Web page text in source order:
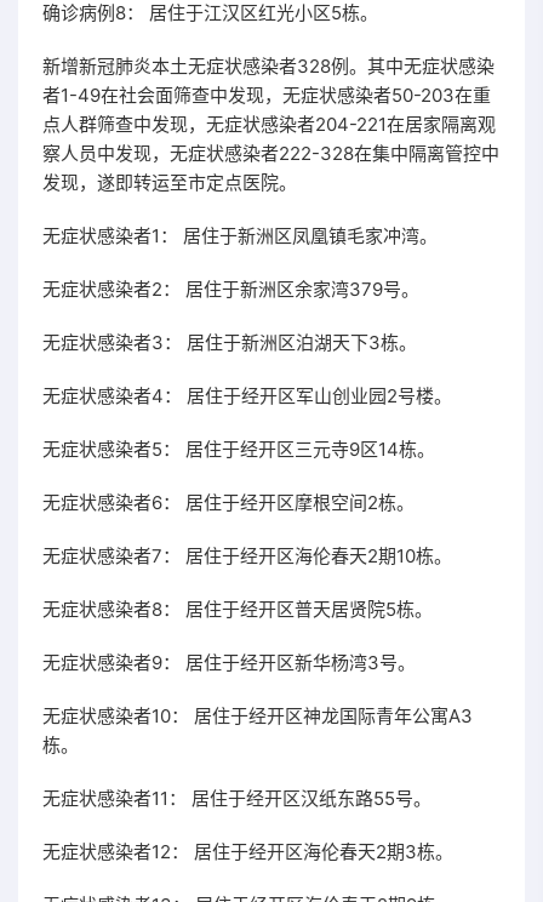
确诊病例8： 居住于江汉区红光小区5栋。
新增新冠肺炎本土无症状感染者328例。其中无症状感染
者1-49在社会面筛查中发现，无症状感染者50-203在重
点人群筛查中发现，无症状感染者204-221在居家隔离观
察人员中发现，无症状感染者222-328在集中隔离管控中
发现，遂即转运至市定点医院。
无症状感染者1： 居住于新洲区凤凰镇毛家冲湾。
无症状感染者2： 居住于新洲区余家湾379号。
无症状感染者3： 居住于新洲区泊湖天下3栋。
无症状感染者4： 居住于经开区军山创业园2号楼。
无症状感染者5： 居住于经开区三元寺9区14栋。
无症状感染者6： 居住于经开区摩根空间2栋。
无症状感染者7： 居住于经开区海伦春天2期10栋。
无症状感染者8： 居住于经开区普天居贤院5栋。
无症状感染者9： 居住于经开区新华杨湾3号。
无症状感染者10： 居住于经开区神龙国际青年公寓A3
栋。
无症状感染者11： 居住于经开区汉纸东路55号。
无症状感染者12： 居住于经开区海伦春天2期3栋。